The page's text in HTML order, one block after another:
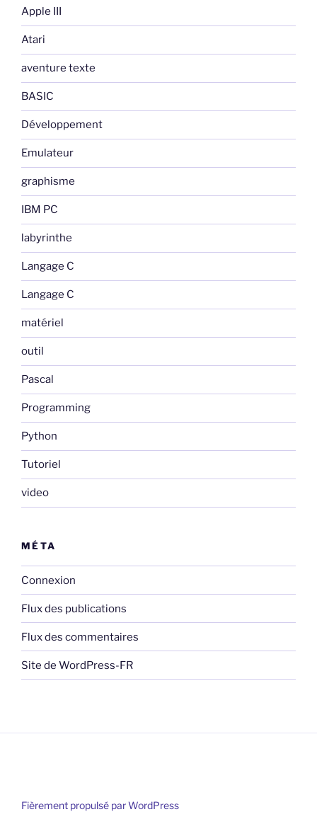
Apple III
Atari
aventure texte
BASIC
Développement
Emulateur
graphisme
IBM PC
labyrinthe
Langage C
Langage C
matériel
outil
Pascal
Programming
Python
Tutoriel
video
MÉTA
Connexion
Flux des publications
Flux des commentaires
Site de WordPress-FR
Fièrement propulsé par WordPress